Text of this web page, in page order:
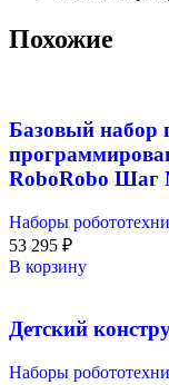
Похожие
Базовый набор
RoboRobo Шаг
Наборы
53 295 ₽
В корзину
Детский
Наборы